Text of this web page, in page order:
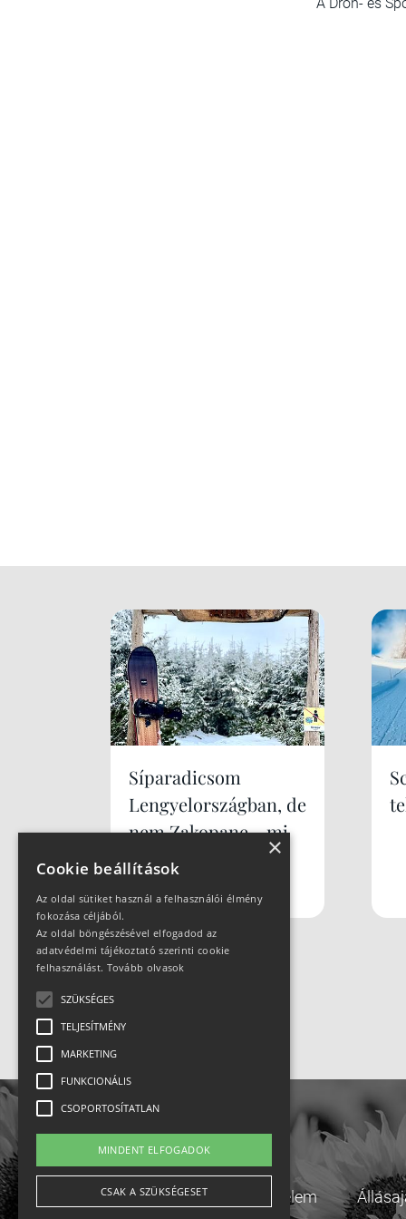
Síparadicsom
Lengyelországban, de
nem Zakopane... mi
az? Szczyrk
Adatvédelem
×
Cookie beállítások
Az oldal sütiket használ a felhasználói élmény
fokozása céljából.
Az oldal böngészésével elfogadod az
adatvédelmi tájékoztató szerinti cookie
felhasználást. Tovább olvasok
SZÜKSÉGES
TELJESÍTMÉNY
MARKETING
FUNKCIONÁLIS
CSOPORTOSÍTATLAN
MINDENT ELFOGADOK
CSAK A SZÜKSÉGESET